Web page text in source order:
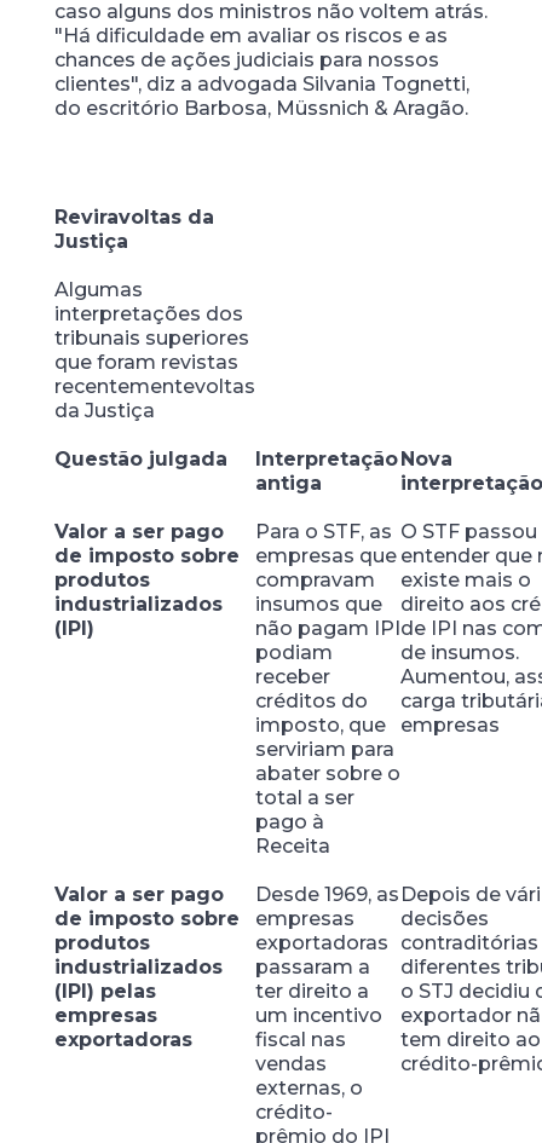
caso alguns dos ministros não voltem atrás.
"Há dificuldade em avaliar os riscos e as
chances de ações judiciais para nossos
clientes", diz a advogada Silvania Tognetti,
do escritório Barbosa, Müssnich & Aragão.
Reviravoltas da
Justiça
Algumas
interpretações dos
tribunais superiores
que foram revistas
recentementevoltas
da Justiça
Questão julgada
Interpretação
antiga
Nova
interpretação
Valor a ser pago
de imposto sobre
produtos
industrializados
(IPI)
Para o STF, as
empresas que
compravam
insumos que
não pagam IPI
podiam
receber
créditos do
imposto, que
serviriam para
abater sobre o
total a ser
pago à
Receita
O STF passou
entender que
existe mais o
direito aos
de IPI nas
de insumos.
Aumentou,
carga
empresas
Valor a ser pago
de imposto sobre
produtos
industrializados
(IPI) pelas
empresas
exportadoras
Desde 1969, as
empresas
exportadoras
passaram a
ter direito a
um incentivo
fiscal nas
vendas
externas, o
crédito-
prêmio do IPI
Depois de
decisões
contraditórias
diferentes
o STJ decidiu
exportador
tem direito ao
crédito-